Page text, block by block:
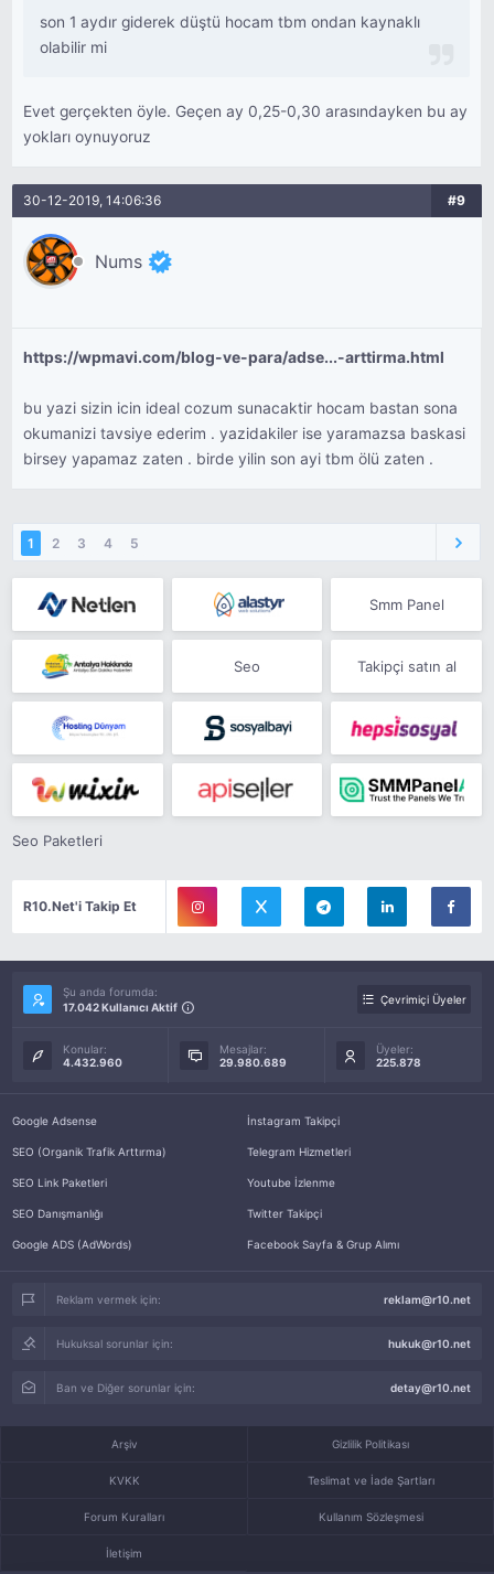
son 1 aydır giderek düştü hocam tbm ondan kaynaklı
olabilir mi
Evet gerçekten öyle. Geçen ay 0,25-0,30 arasındayken bu ay
yokları oynuyoruz
30-12-2019, 14:06:36 #9
Nums
https://wpmavi.com/blog-ve-para/adse...-arttirma.html
bu yazi sizin icin ideal cozum sunacaktir hocam bastan sona
okumanizi tavsiye ederim . yazidakiler ise yaramazsa baskasi
birsey yapamaz zaten . birde yilin son ayi tbm ölü zaten .
1 2 3 4 5
Smm Panel
Seo Takipçi satın al
Seo Paketleri
R10.Net'i Takip Et
Şu anda forumda:
17.042 Kullanıcı Aktif
Çevrimiçi Üyeler
Konular:
4.432.960
Mesajlar:
29.980.689
Üyeler:
225.878
Google Adsense
SEO (Organik Trafik Arttırma)
SEO Link Paketleri
SEO Danışmanlığı
Google ADS (AdWords)
İnstagram Takipçi
Telegram Hizmetleri
Youtube İzlenme
Twitter Takipçi
Facebook Sayfa & Grup Alımı
Reklam vermek için: reklam@r10.net
Hukuksal sorunlar için: hukuk@r10.net
Ban ve Diğer sorunlar için: detay@r10.net
Arşiv Gizlilik Politikası
KVKK Teslimat ve İade Şartları
Forum Kuralları Kullanım Sözleşmesi
İletişim